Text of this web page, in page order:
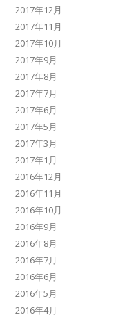
2017年12月
2017年11月
2017年10月
2017年9月
2017年8月
2017年7月
2017年6月
2017年5月
2017年3月
2017年1月
2016年12月
2016年11月
2016年10月
2016年9月
2016年8月
2016年7月
2016年6月
2016年5月
2016年4月